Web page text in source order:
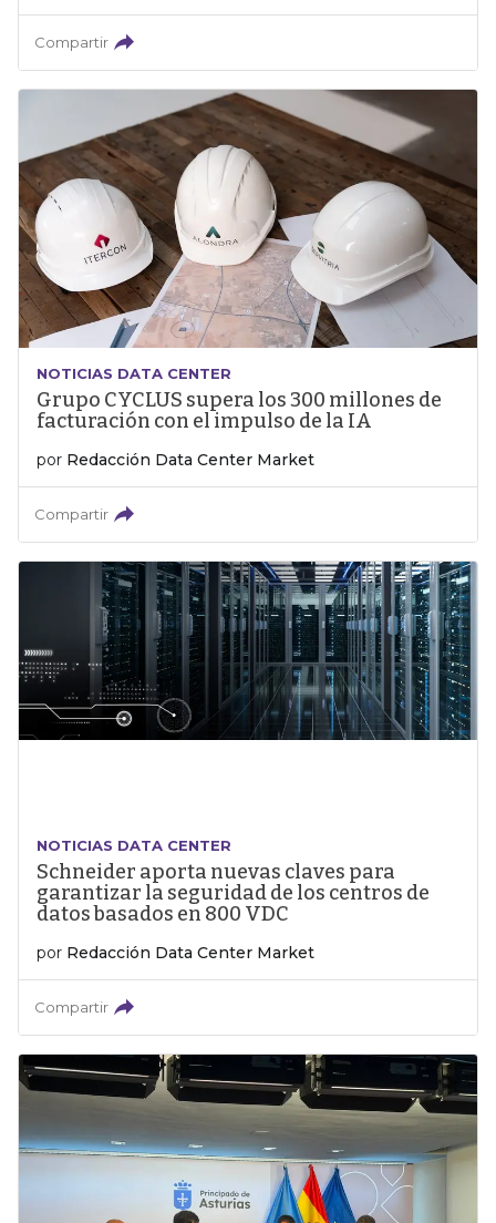
Compartir
NOTICIAS DATA CENTER
Grupo CYCLUS supera los 300 millones de
facturación con el impulso de la IA
por Redacción Data Center Market
Compartir
NOTICIAS DATA CENTER
Schneider aporta nuevas claves para
garantizar la seguridad de los centros de
datos basados en 800 VDC
por Redacción Data Center Market
Compartir